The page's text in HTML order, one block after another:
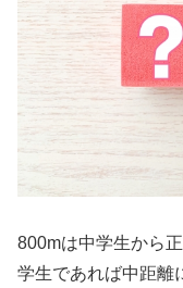
800mは中学生から
学生であれば中距離